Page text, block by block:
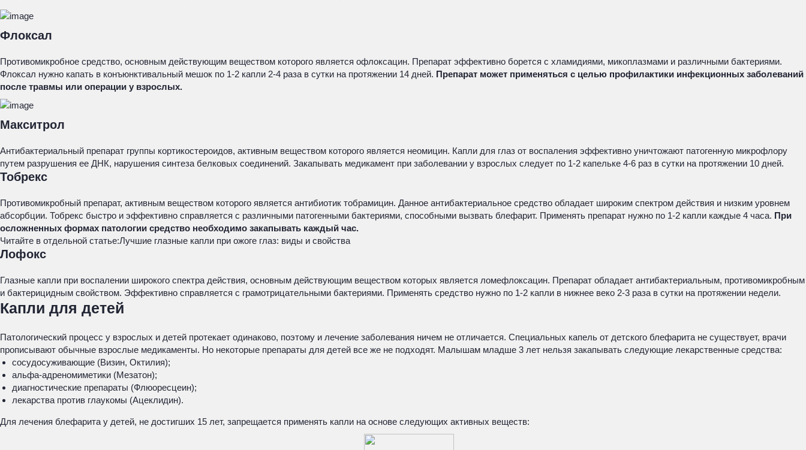
Флоксал
Противомикробное средство, основным действующим веществом которого является офлоксацин. Препарат эффективно борется с хламидиями, микоплазмами и различными бактериями.
Флоксал нужно капать в конъюнктивальный мешок по 1-2 капли 2-4 раза в сутки на протяжении 14 дней. Препарат может применяться с целью профилактики инфекционных заболеваний
после травмы или операции у взрослых.
Макситрол
Антибактериальный препарат группы кортикостероидов, активным веществом которого является неомицин. Капли для глаз от воспаления эффективно уничтожают патогенную микрофлору
путем разрушения ее ДНК, нарушения синтеза белковых соединений. Закапывать медикамент при заболевании у взрослых следует по 1-2 капельке 4-6 раз в сутки на протяжении 10 дней.
Тобрекс
Противомикробный препарат, активным веществом которого является антибиотик тобрамицин. Данное антибактериальное средство обладает широким спектром действия и низким уровнем
абсорбции. Тобрекс быстро и эффективно справляется с различными патогенными бактериями, способными вызвать блефарит. Применять препарат нужно по 1-2 капли каждые 4 часа. При
осложненных формах патологии средство необходимо закапывать каждый час.
Читайте в отдельной статье:Лучшие глазные капли при ожоге глаз: виды и свойства
Лофокс
Глазные капли при воспалении широкого спектра действия, основным действующим веществом которых является ломефлоксацин. Препарат обладает антибактериальным, противомикробным
и бактерицидным свойством. Эффективно справляется с грамотрицательными бактериями. Применять средство нужно по 1-2 капли в нижнее веко 2-3 раза в сутки на протяжении недели.
Капли для детей
Патологический процесс у взрослых и детей протекает одинаково, поэтому и лечение заболевания ничем не отличается. Специальных капель от детского блефарита не существует, врачи
прописывают обычные взрослые медикаменты. Но некоторые препараты для детей все же не подходят. Малышам младше 3 лет нельзя закапывать следующие лекарственные средства:
сосудосуживающие (Визин, Октилия);
альфа-адреномиметики (Мезатон);
диагностические препараты (Флюоресцеин);
лекарства против глаукомы (Ацеклидин).
Для лечения блефарита у детей, не достигших 15 лет, запрещается применять капли на основе следующих активных веществ: